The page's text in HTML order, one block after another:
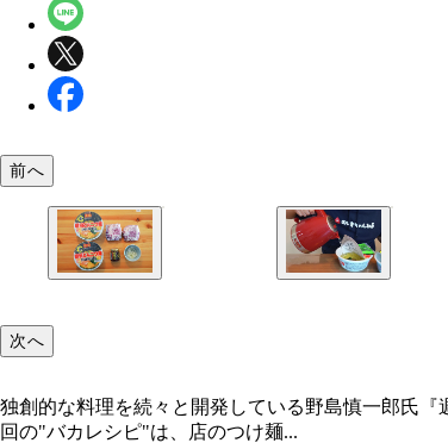
前へ
次へ
独創的な料理を続々と開発している野島慎一郎氏
回の"バカレシピ"は、店のつけ麺...